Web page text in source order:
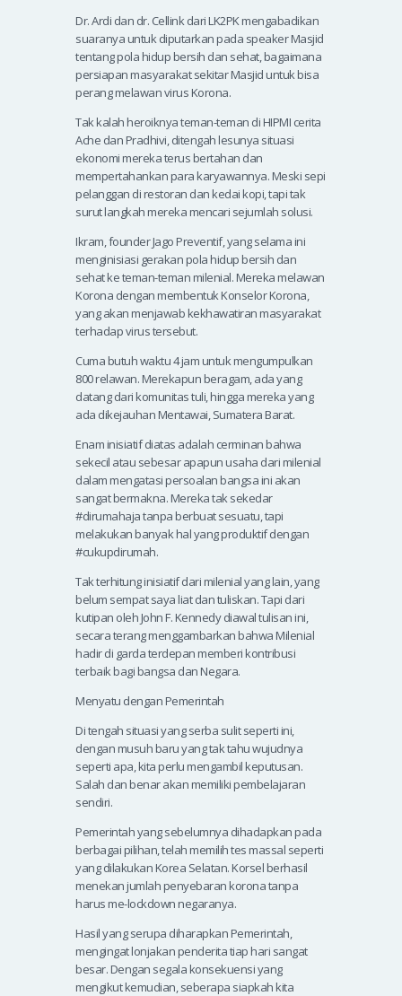
Dr. Ardi dan dr. Cellink dari LK2PK mengabadikan
suaranya untuk diputarkan pada speaker Masjid
tentang pola hidup bersih dan sehat, bagaimana
persiapan masyarakat sekitar Masjid untuk bisa
perang melawan virus Korona.
Tak kalah heroiknya teman-teman di HIPMI cerita
Ache dan Pradhivi, ditengah lesunya situasi
ekonomi mereka terus bertahan dan
mempertahankan para karyawannya. Meski sepi
pelanggan di restoran dan kedai kopi, tapi tak
surut langkah mereka mencari sejumlah solusi.
Ikram, founder Jago Preventif, yang selama ini
menginisiasi gerakan pola hidup bersih dan
sehat ke teman-teman milenial. Mereka melawan
Korona dengan membentuk Konselor Korona,
yang akan menjawab kekhawatiran masyarakat
terhadap virus tersebut.
Cuma butuh waktu 4 jam untuk mengumpulkan
800 relawan. Merekapun beragam, ada yang
datang dari komunitas tuli, hingga mereka yang
ada dikejauhan Mentawai, Sumatera Barat.
Enam inisiatif diatas adalah cerminan bahwa
sekecil atau sebesar apapun usaha dari milenial
dalam mengatasi persoalan bangsa ini akan
sangat bermakna. Mereka tak sekedar
#dirumahaja tanpa berbuat sesuatu, tapi
melakukan banyak hal yang produktif dengan
#cukupdirumah.
Tak terhitung inisiatif dari milenial yang lain, yang
belum sempat saya liat dan tuliskan. Tapi dari
kutipan oleh John F. Kennedy diawal tulisan ini,
secara terang menggambarkan bahwa Milenial
hadir di garda terdepan memberi kontribusi
terbaik bagi bangsa dan Negara.
Menyatu dengan Pemerintah
Di tengah situasi yang serba sulit seperti ini,
dengan musuh baru yang tak tahu wujudnya
seperti apa, kita perlu mengambil keputusan.
Salah dan benar akan memiliki pembelajaran
sendiri.
Pemerintah yang sebelumnya dihadapkan pada
berbagai pilihan, telah memilih tes massal seperti
yang dilakukan Korea Selatan. Korsel berhasil
menekan jumlah penyebaran korona tanpa
harus me-lockdown negaranya.
Hasil yang serupa diharapkan Pemerintah,
mengingat lonjakan penderita tiap hari sangat
besar. Dengan segala konsekuensi yang
mengikut kemudian, seberapa siapkah kita